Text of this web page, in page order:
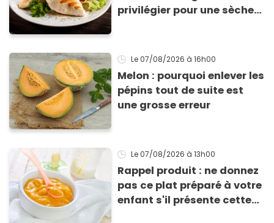
privilégier pour une sèche
Le 07/08/2026 à 16h00
Melon : pourquoi enlever les
pépins tout de suite est
une grosse erreur
Le 07/08/2026 à 13h00
Rappel produit : ne donnez
pas ce plat préparé à votre
enfant s'il présente cette